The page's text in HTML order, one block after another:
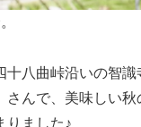
十八曲峠沿いの智識
さんで、美味しい秋
りました♪